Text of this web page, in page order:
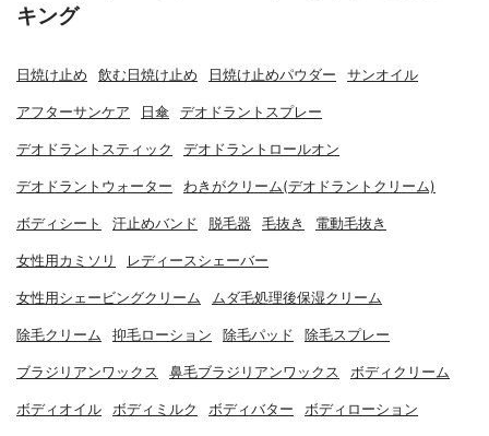
キング
日焼け止め 飲む日焼け止め 日焼け止めパウダー サンオイル
アフターサンケア 日傘 デオドラントスプレー
デオドラントスティック デオドラントロールオン
デオドラントウォーター わきがクリーム(デオドラントクリーム)
ボディシート 汗止めバンド 脱毛器 毛抜き 電動毛抜き
女性用カミソリ レディースシェーバー
女性用シェービングクリーム ムダ毛処理後保湿クリーム
除毛クリーム 抑毛ローション 除毛パッド 除毛スプレー
ブラジリアンワックス 鼻毛ブラジリアンワックス ボディクリーム
ボディオイル ボディミルク ボディバター ボディローション